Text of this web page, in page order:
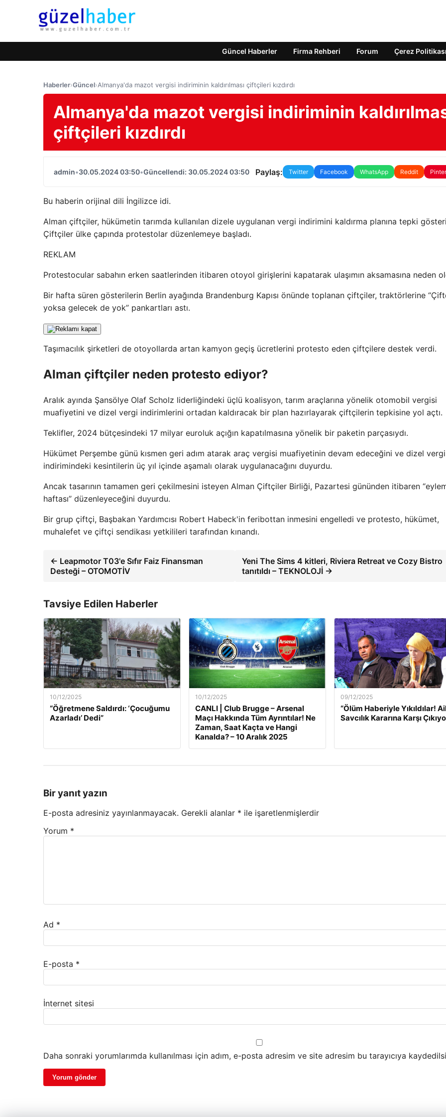
Güncel Haberler Firma Rehberi Forum Çerez Politikası
Haberler›Güncel›Almanya'da mazot vergisi indiriminin kaldırılması çiftçileri kızdırdı
Almanya'da mazot vergisi indiriminin
çiftçileri kızdırdı
admin•30.05.2024 03:50•Güncellendi: 30.05.2024 03:50 Paylaş: Twitter Facebook WhatsApp Reddit
Bu haberin orijinal dili İngilizce idi.
Alman çiftçiler, hükümetin tarımda kullanılan dizele uygulanan vergi indirimini kaldırma planına tepki
Çiftçiler ülke çapında protestolar düzenlemeye başladı.
REKLAM
Protestocular sabahın erken saatlerinden itibaren otoyol girişlerini kapatarak ulaşımın aksamasına neden
Bir hafta süren gösterilerin Berlin ayağında Brandenburg Kapısı önünde toplanan çiftçiler, traktörlerine
yoksa gelecek de yok” pankartları astı.
Taşımacılık şirketleri de otoyollarda artan kamyon geçiş ücretlerini protesto eden çiftçilere destek verdi.
Alman çiftçiler neden protesto ediyor?
Aralık ayında Şansölye Olaf Scholz liderliğindeki üçlü koalisyon, tarım araçlarına yönelik otomobil vergisi
muafiyetini ve dizel vergi indirimlerini ortadan kaldıracak bir plan hazırlayarak çiftçilerin tepkisine yol açtı.
Teklifler, 2024 bütçesindeki 17 milyar euroluk açığın kapatılmasına yönelik bir paketin parçasıydı.
Hükümet Perşembe günü kısmen geri adım atarak araç vergisi muafiyetinin devam edeceğini ve dizel vergi
indirimindeki kesintilerin üç yıl içinde aşamalı olarak uygulanacağını duyurdu.
Ancak tasarının tamamen geri çekilmesini isteyen Alman Çiftçiler Birliği, Pazartesi gününden itibaren
haftası” düzenleyeceğini duyurdu.
Bir grup çiftçi, Başbakan Yardımcısı Robert Habeck'in feribottan inmesini engelledi ve protesto, hükümet,
muhalefet ve çiftçi sendikası yetkilileri tarafından kınandı.
← Leapmotor T03'e Sıfır Faiz Finansman
Desteği – OTOMOTİV
Yeni The Sims 4 kitleri, Riviera Retreat ve Cozy Bistro
tanıtıldı – TEKNOLOJİ →
Tavsiye Edilen Haberler
10/12/2025
“Öğretmene Saldırdı: ‘Çocuğumu
Azarladı’ Dedi”
10/12/2025
CANLI | Club Brugge – Arsenal
Maçı Hakkında Tüm Ayrıntılar! Ne
Zaman, Saat Kaçta ve Hangi
Kanalda? – 10 Aralık 2025
09/12/2025
“Ölüm Haberiyle Yıkıldılar!
Savcılık Kararına Karşı
Bir yanıt yazın
E-posta adresiniz yayınlanmayacak. Gerekli alanlar * ile işaretlenmişlerdir
Yorum *
Ad *
E-posta *
İnternet sitesi
Daha sonraki yorumlarımda kullanılması için adım, e-posta adresim ve site adresim bu tarayıcıya